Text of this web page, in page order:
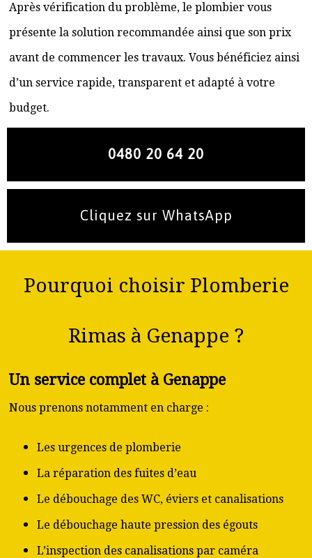
Après vérification du problème, le plombier vous
présente la solution recommandée ainsi que son prix
avant de commencer les travaux. Vous bénéficiez ainsi
d’un service rapide, transparent et adapté à votre
budget.
0480 20 64 20
Cliquez sur WhatsApp
Pourquoi choisir Plomberie
Rimas à Genappe ?
Un service complet à Genappe
Nous prenons notamment en charge :
Les urgences de plomberie
La réparation des fuites d’eau
Le débouchage des WC, éviers et canalisations
Le débouchage haute pression des égouts
L’inspection des canalisations par caméra